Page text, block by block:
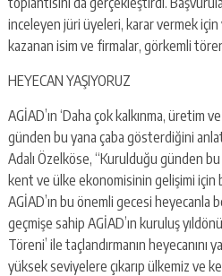
inceleyen jüri üyeleri, karar vermek
kazanan isim ve firmalar, görkemli
HEYECAN YAŞIYORUZ
AGİAD’ın ‘Daha çok kalkınma, üretim
günden bu yana çaba gösterdiğini
Adalı Özelköse, “Kurulduğu günden
kent ve ülke ekonomisinin gelişimi
AGİAD’ın bu önemli gecesi heyecanla
geçmişe sahip AGİAD’ın kuruluş
Töreni’ ile taçlandırmanın heyecanını
yüksek seviyelere çıkarıp ülkemiz ve